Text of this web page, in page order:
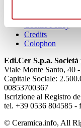
Privacy
Cookie Policy
Credits
Colophon
Edi.Cer S.p.a.
Viale Monte Santo, 40
Capitale Sociale:
00853700367
Iscrizione al Registro
tel. +39 0536 804585 -
© Ceramica.info, All